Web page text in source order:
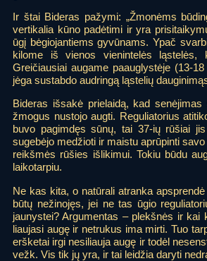
Ir štai Bideras pažymi: „Žmonėms
vertikalia kūno padėtimi ir yra
ūgį bėgiojantiems gyvūnams. Ypač
kilome iš vienos vienintelės
Greičiausiai augame paauglystėje (13-
jėga sustabdo audringą ląstelių
Bideras išsakė prielaidą, kad
žmogus nustojo augti. Reguliatorius
buvo pagimdęs sūnų, tai 37-ių rūšiai
sugebėjo medžioti ir maistu aprūpinti
reikšmės rūšies išlikimui. Tokiu būdu
laikotarpiu.
Ne kas kita, o natūrali atranka
būtų nežinojęs, jei ne tas ūgio
jaunystei? Argumentas – plekšnės ir
liaujasi augę ir netrukus ima mirti. Tuo
eršketai irgi nesiliauja augę ir todėl
vežk. Vis tik jų yra, ir tai leidžia daryti